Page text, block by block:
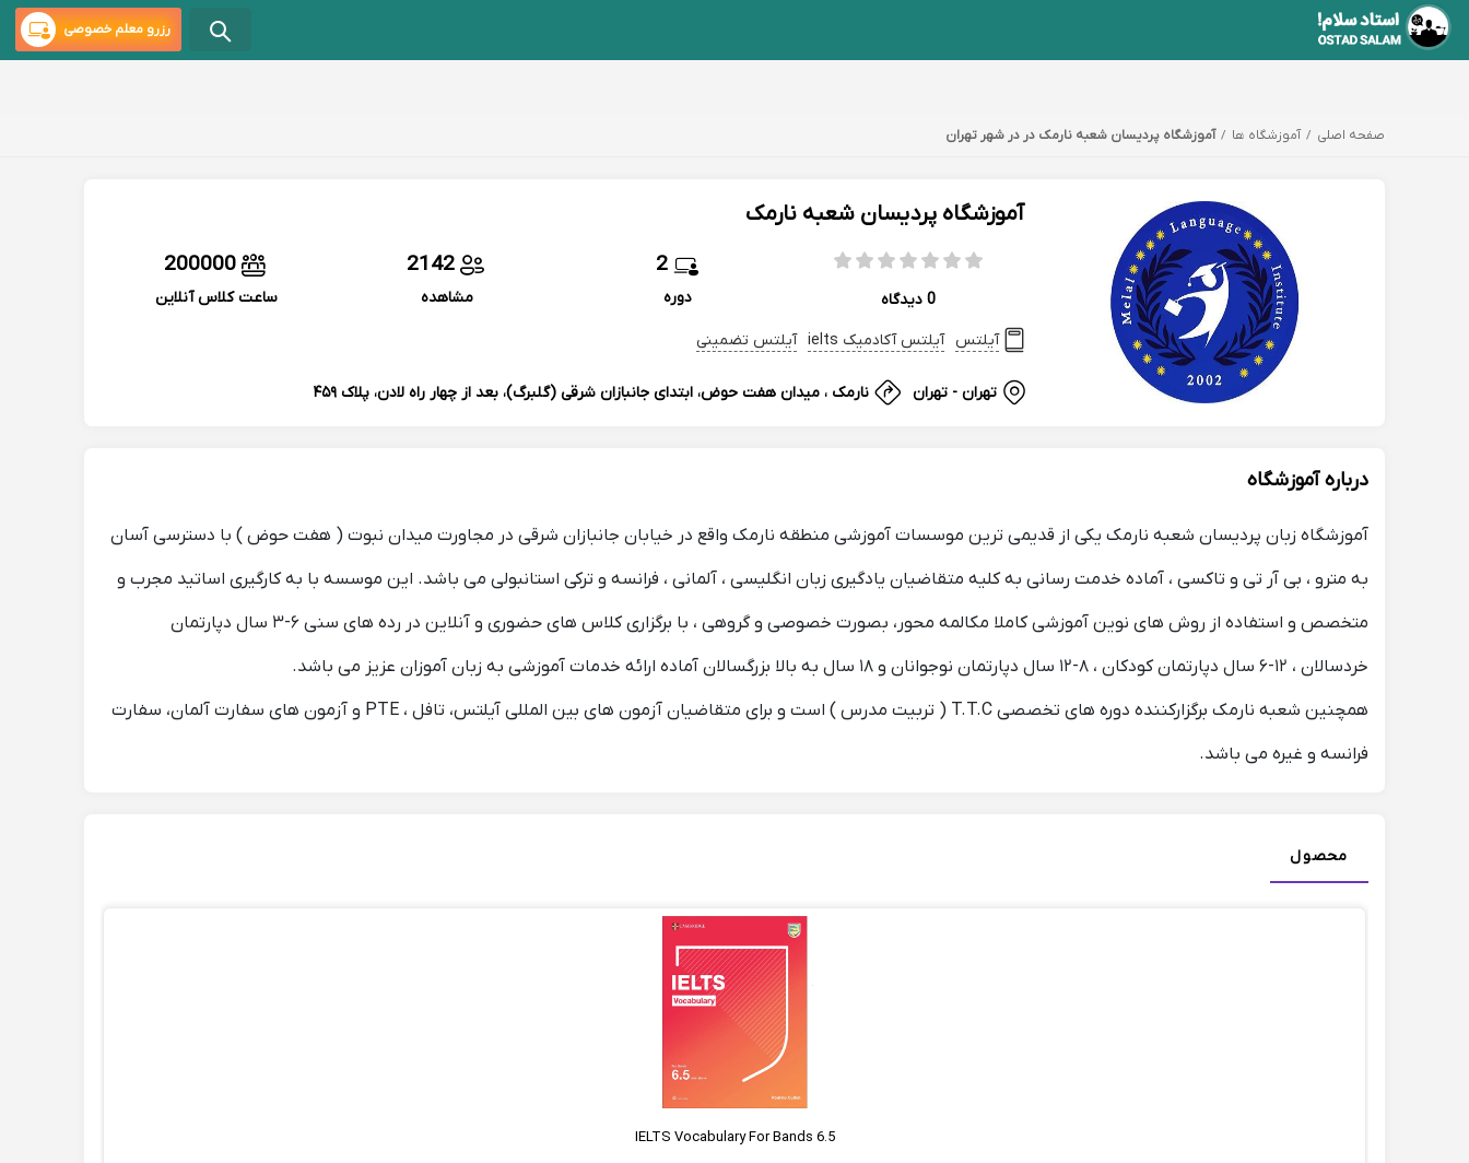
رزرو معلم خصوصی
صفحه اصلی آموزشگاه ها آموزشگاه پردیسان شعبه نارمک در در شهر تهران
آموزشگاه پردیسان شعبه نارمک
0 دیدگاه
2
دوره
2142
مشاهده
200000
ساعت کلاس آنلاین
آیلتس آیلتس آکادمیک ielts آیلتس تضمینی
تهران - تهران نارمک ، میدان هفت حوض، ابتدای جانبازان شرقی (گلبرگ)، بعد از چهار راه لادن، پلاک ۴۵۹
درباره آموزشگاه
آموزشگاه زبان پردیسان شعبه نارمک یکی از قدیمی ترین موسسات آموزشی منطقه نارمک واقع در خیابان جانبازان شرقی در مجاورت میدان نبوت ( هفت حوض ) با دسترسی آسان
به مترو ، بی آر تی و تاکسی ، آماده خدمت رسانی به کلیه متقاضیان یادگیری زبان انگلیسی ، آلمانی ، فرانسه و ترکی استانبولی می باشد. این موسسه با به کارگیری اساتید مجرب و
متخصص و استفاده از روش های نوین آموزشی کاملا مکالمه محور، بصورت خصوصی و گروهی ، با برگزاری کلاس های حضوری و آنلاین در رده های سنی ۶-۳ سال دپارتمان
خردسالان ، ۱۲-۶ سال دپارتمان کودکان ، ۸-۱۲ سال دپارتمان نوجوانان و ۱۸ سال به بالا بزرگسالان آماده ارائه خدمات آموزشی به زبان آموزان عزیز می باشد.
همچنین شعبه نارمک برگزارکننده دوره های تخصصی T.T.C ( تربیت مدرس ) است و برای متقاضیان آزمون های بین المللی آیلتس، تافل ، PTE و آزمون های سفارت آلمان، سفارت
فرانسه و غیره می باشد.
محصول
IELTS Vocabulary For Bands 6.5